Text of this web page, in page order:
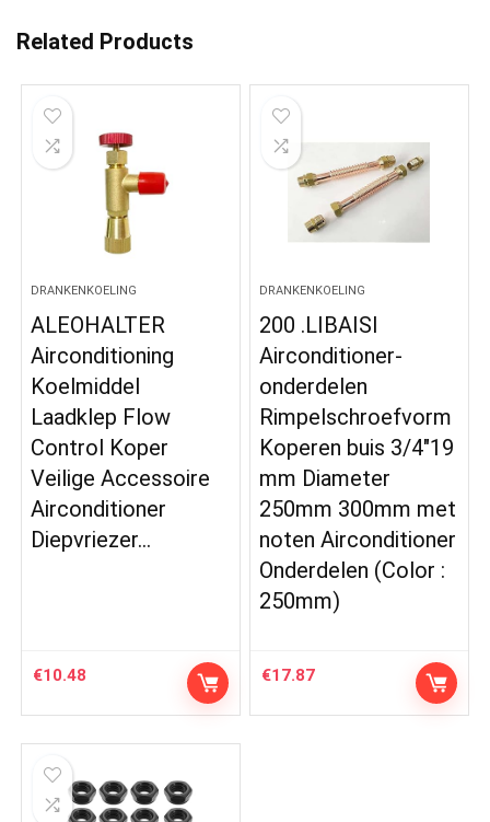
Related Products
DRANKENKOELING
ALEOHALTER
Airconditioning
Koelmiddel
Laadklep Flow
Control Koper
Veilige Accessoire
Airconditioner
Diepvriezer…
€10.48
DRANKENKOELING
200 .LIBAISI
Airconditioner-
onderdelen
Rimpelschroefvorm
Koperen buis 3/4″19
mm Diameter
250mm 300mm met
noten Airconditioner
Onderdelen (Color :
250mm)
€17.87